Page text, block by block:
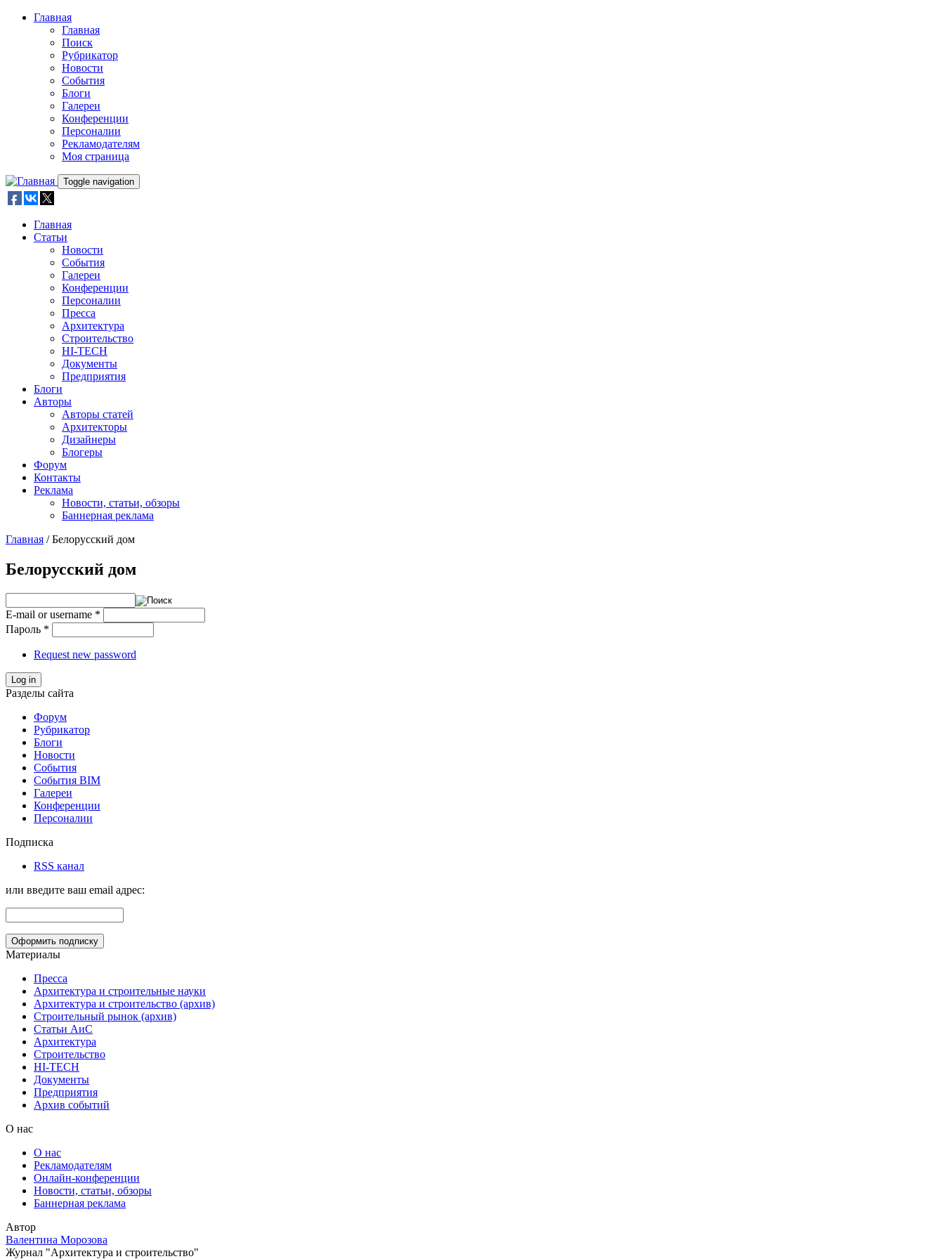
Skip to main content
Главная
Главная
Поиск
Рубрикатор
Новости
События
Блоги
Галереи
Конференции
Персоналии
Рекламодателям
Моя страница
Toggle navigation
Главная
Статьи
Новости
События
Галереи
Конференции
Персоналии
Пресса
Архитектура
Строительство
HI-TECH
Документы
Предприятия
Блоги
Авторы
Авторы статей
Архитекторы
Дизайнеры
Блогеры
Форум
Контакты
Реклама
Новости, статьи, обзоры
Баннерная реклама
Главная / Белорусский дом
Белорусский дом
E-mail or username *
Пароль *
Request new password
Log in
Разделы сайта
Форум
Рубрикатор
Блоги
Новости
События
События BIM
Галереи
Конференции
Персоналии
Подписка
RSS канал
или введите ваш email адрес:
Материалы
Пресса
Архитектура и строительные науки
Архитектура и строительство (архив)
Строительный рынок (архив)
Статьи АиС
Архитектура
Строительство
HI-TECH
Документы
Предприятия
Архив событий
О нас
О нас
Рекламодателям
Онлайн-конференции
Новости, статьи, обзоры
Баннерная реклама
Автор
Валентина Морозова
Журнал "Архитектура и строительство"